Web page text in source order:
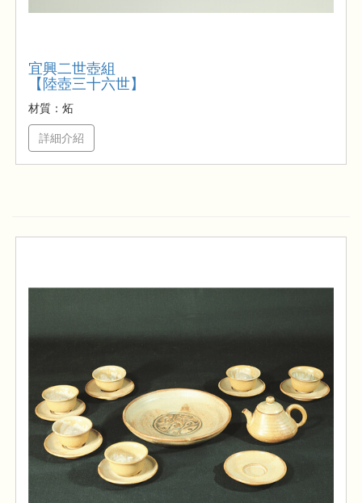
宜興二世壺組
【陸壺三十六世】
材質：炻
詳細介紹